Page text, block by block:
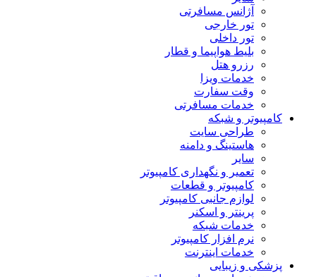
آژانس مسافرتی
تور خارجی
تور داخلی
بلیط هواپیما و قطار
رزرو هتل
خدمات ویزا
وقت سفارت
خدمات مسافرتی
کامپیوتر و شبکه
طراحی سایت
هاستینگ و دامنه
سایر
تعمیر و نگهداری کامپیوتر
کامپیوتر و قطعات
لوازم جانبی کامپیوتر
پرینتر و اسکنر
خدمات شبکه
نرم افزار کامپیوتر
خدمات اینترنت
پزشکی و زیبایی